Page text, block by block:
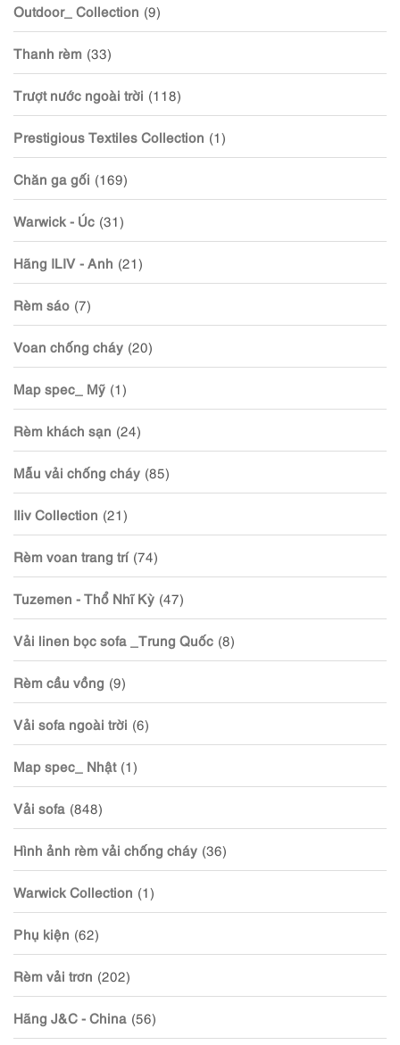
Outdoor_ Collection (9)
Thanh rèm (33)
Trượt nước ngoài trời (118)
Prestigious Textiles Collection (1)
Chăn ga gối (169)
Warwick - Úc (31)
Hãng ILIV - Anh (21)
Rèm sáo (7)
Voan chống cháy (20)
Map spec_ Mỹ (1)
Rèm khách sạn (24)
Mẫu vải chống cháy (85)
Iliv Collection (21)
Rèm voan trang trí (74)
Tuzemen - Thổ Nhĩ Kỳ (47)
Vải linen bọc sofa _Trung Quốc (8)
Rèm cầu vồng (9)
Vải sofa ngoài trời (6)
Map spec_ Nhật (1)
Vải sofa (848)
Hình ảnh rèm vải chống cháy (36)
Warwick Collection (1)
Phụ kiện (62)
Rèm vải trơn (202)
Hãng J&C - China (56)